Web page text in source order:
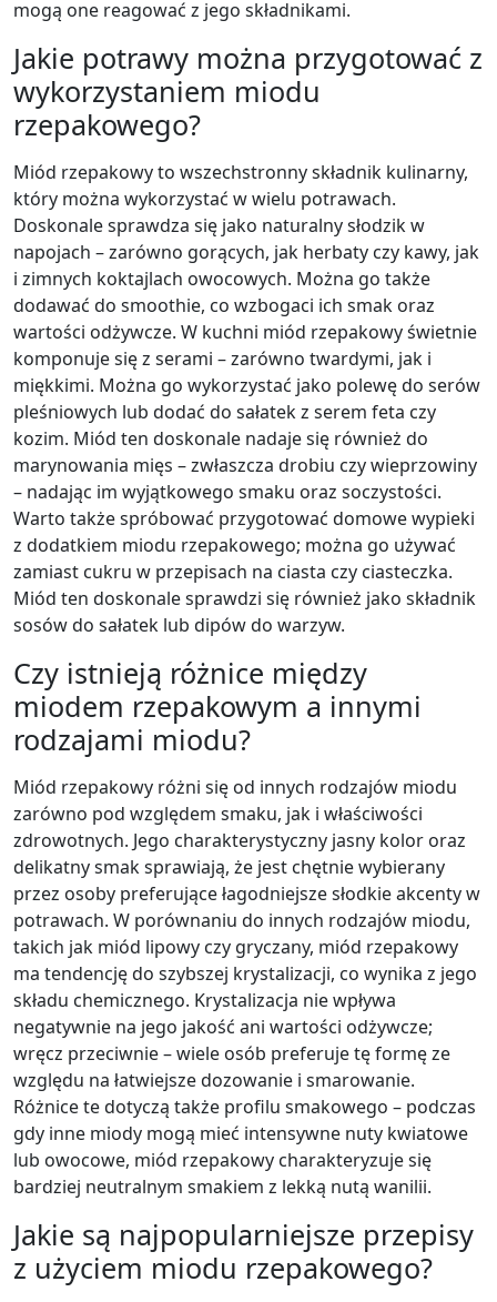
mogą one reagować z jego składnikami.
Jakie potrawy można przygotować z
wykorzystaniem miodu
rzepakowego?
Miód rzepakowy to wszechstronny składnik kulinarny,
który można wykorzystać w wielu potrawach.
Doskonale sprawdza się jako naturalny słodzik w
napojach – zarówno gorących, jak herbaty czy kawy, jak
i zimnych koktajlach owocowych. Można go także
dodawać do smoothie, co wzbogaci ich smak oraz
wartości odżywcze. W kuchni miód rzepakowy świetnie
komponuje się z serami – zarówno twardymi, jak i
miękkimi. Można go wykorzystać jako polewę do serów
pleśniowych lub dodać do sałatek z serem feta czy
kozim. Miód ten doskonale nadaje się również do
marynowania mięs – zwłaszcza drobiu czy wieprzowiny
– nadając im wyjątkowego smaku oraz soczystości.
Warto także spróbować przygotować domowe wypieki
z dodatkiem miodu rzepakowego; można go używać
zamiast cukru w przepisach na ciasta czy ciasteczka.
Miód ten doskonale sprawdzi się również jako składnik
sosów do sałatek lub dipów do warzyw.
Czy istnieją różnice między
miodem rzepakowym a innymi
rodzajami miodu?
Miód rzepakowy różni się od innych rodzajów miodu
zarówno pod względem smaku, jak i właściwości
zdrowotnych. Jego charakterystyczny jasny kolor oraz
delikatny smak sprawiają, że jest chętnie wybierany
przez osoby preferujące łagodniejsze słodkie akcenty w
potrawach. W porównaniu do innych rodzajów miodu,
takich jak miód lipowy czy gryczany, miód rzepakowy
ma tendencję do szybszej krystalizacji, co wynika z jego
składu chemicznego. Krystalizacja nie wpływa
negatywnie na jego jakość ani wartości odżywcze;
wręcz przeciwnie – wiele osób preferuje tę formę ze
względu na łatwiejsze dozowanie i smarowanie.
Różnice te dotyczą także profilu smakowego – podczas
gdy inne miody mogą mieć intensywne nuty kwiatowe
lub owocowe, miód rzepakowy charakteryzuje się
bardziej neutralnym smakiem z lekką nutą wanilii.
Jakie są najpopularniejsze przepisy
z użyciem miodu rzepakowego?